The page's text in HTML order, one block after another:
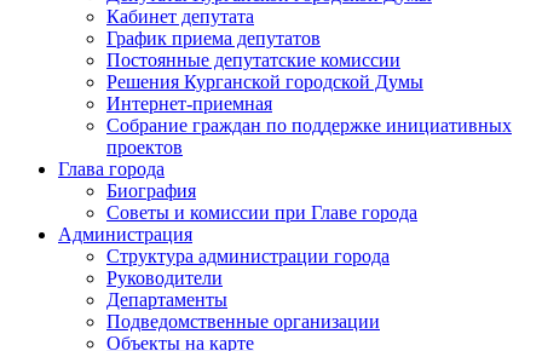
Кабинет депутата
График приема депутатов
Постоянные депутатские комиссии
Решения Курганской городской Думы
Интернет-приемная
Собрание граждан по поддержке инициативных
проектов
Глава города
Биография
Советы и комиссии при Главе города
Администрация
Структура администрации города
Руководители
Департаменты
Подведомственные организации
Объекты на карте